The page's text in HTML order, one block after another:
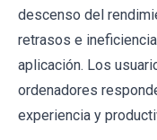
descenso del
retrasos e
aplicación. Los
ordenadores
experiencia y